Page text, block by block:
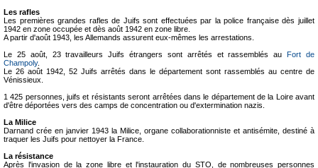
Les rafles
Les premières grandes rafles de Juifs sont effectuées par la police française dès juillet
1942 en zone occupée et dès août 1942 en zone libre.
A partir d'août 1943, les Allemands assurent eux-mêmes les arrestations.
Le 25 août, 23 travailleurs Juifs étrangers sont arrêtés et rassemblés auFort de
Champoly.
Le 26 août 1942, 52 Juifs arrêtés dans le département sont rassemblés au centre de
Vénissieux.
1 425 personnes, juifs et résistants seront arrêtées dans le département de la Loire avant
d'être déportées vers des camps de concentration ou d'extermination nazis.
La Milice
Darnand crée en janvier 1943 la Milice, organe collaborationniste et antisémite, destiné à
traquer les Juifs pour nettoyer la France.
La résistance
Après l'invasion de la zone libre et l'instauration du STO, de nombreuses personnes